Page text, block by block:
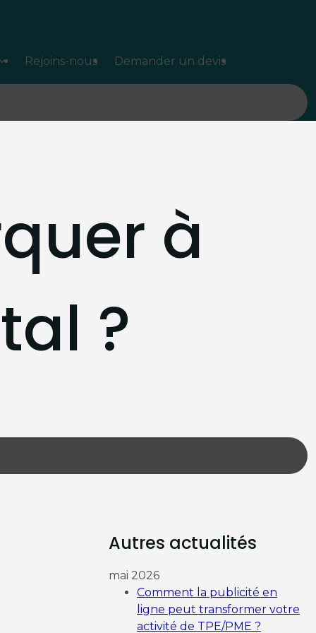
Rejoins-nous Demander un devis
à
?
Autres actualités
mai 2026
Comment la publicité en
ligne peut transformer votre
activité de TPE/PME ?